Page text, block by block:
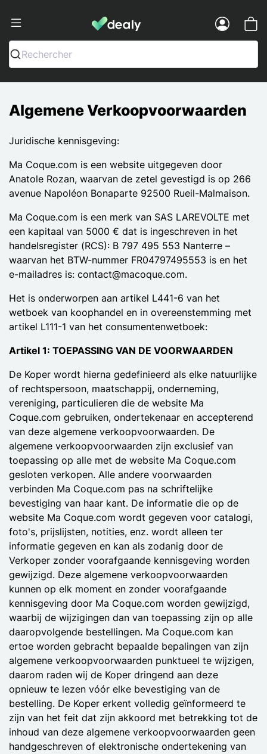
Dealy - Telefoonhoesjes en
Rechercher
Algemene Verkoopvoorwaarden
Juridische kennisgeving:
Ma Coque.com is een website uitgegeven door
Anatole Rozan, waarvan de zetel gevestigd is op 266
avenue Napoléon Bonaparte 92500 Rueil-Malmaison.
Ma Coque.com is een merk van SAS LAREVOLTE met
een kapitaal van 5000 € dat is ingeschreven in het
handelsregister (RCS): B 797 495 553 Nanterre –
waarvan het BTW-nummer FR04797495553 is en het
e-mailadres is: contact@macoque.com.
Het is onderworpen aan artikel L441-6 van het
wetboek van koophandel en in overeenstemming met
artikel L111-1 van het consumentenwetboek:
Artikel 1: TOEPASSING VAN DE VOORWAARDEN
De Koper wordt hierna gedefinieerd als elke natuurlijke
of rechtspersoon, maatschappij, onderneming,
vereniging, particulieren die de website Ma
Coque.com gebruiken, ondertekenaar en accepterend
van deze algemene verkoopvoorwaarden. De
algemene verkoopvoorwaarden zijn exclusief van
toepassing op alle met de website Ma Coque.com
gesloten verkopen. Alle andere voorwaarden
verbinden Ma Coque.com pas na schriftelijke
bevestiging van haar kant. De informatie die op de
website Ma Coque.com wordt gegeven voor catalogi,
foto's, prijslijsten, notities, enz. wordt alleen ter
informatie gegeven en kan als zodanig door de
Verkoper zonder voorafgaande kennisgeving worden
gewijzigd. Deze algemene verkoopvoorwaarden
kunnen op elk moment en zonder voorafgaande
kennisgeving door Ma Coque.com worden gewijzigd,
waarbij de wijzigingen dan van toepassing zijn op alle
daaropvolgende bestellingen. Ma Coque.com kan
ertoe worden gebracht bepaalde bepalingen van zijn
algemene verkoopvoorwaarden punktueel te wijzigen,
daarom raden wij de Koper dringend aan deze
opnieuw te lezen vóór elke bevestiging van de
bestelling. De Koper erkent volledig geïnformeerd te
zijn van het feit dat zijn akkoord met betrekking tot de
inhoud van deze algemene verkoopvoorwaarden geen
handgeschreven of elektronische ondertekening van